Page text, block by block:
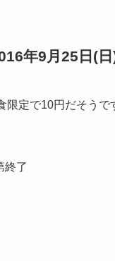
年9月25日(日
限定で10円だそうで
終了